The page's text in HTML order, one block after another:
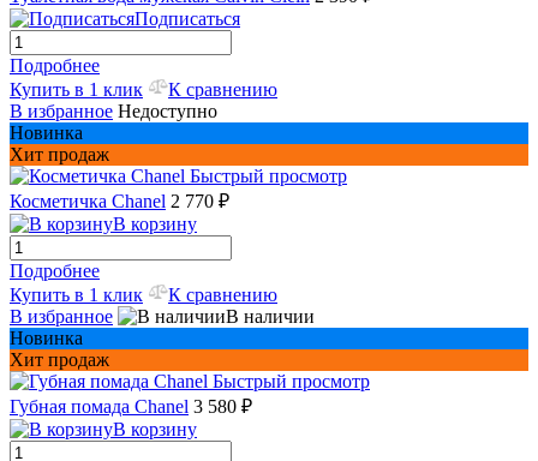
Подписаться
Подробнее
Купить в 1 клик
К сравнению
В избранное Недоступно
Новинка
Хит продаж
Быстрый просмотр
Косметичка Chanel 2 770 ₽
В корзину
Подробнее
Купить в 1 клик
К сравнению
В избранное
В наличии
Новинка
Хит продаж
Быстрый просмотр
Губная помада Chanel 3 580 ₽
В корзину